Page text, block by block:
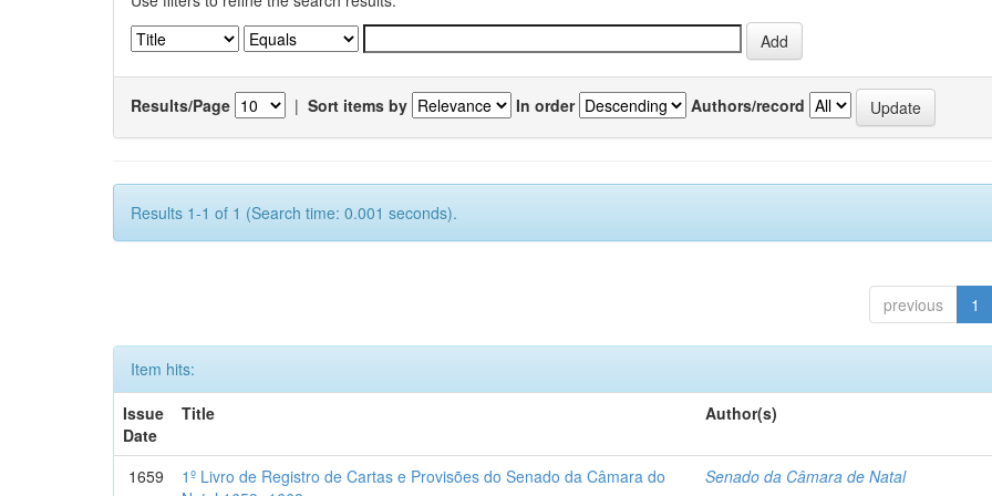
Results/Page | Sort items by In order Authors/record
Results 1-1 of 1 (Search time: 0.001 seconds).
previous 1
Item hits:
Issue
Date
Title Author(s)
1659
1º Livro de Registro de Cartas e Provisões do Senado da Câmara do
Senado da Câmara de Natal